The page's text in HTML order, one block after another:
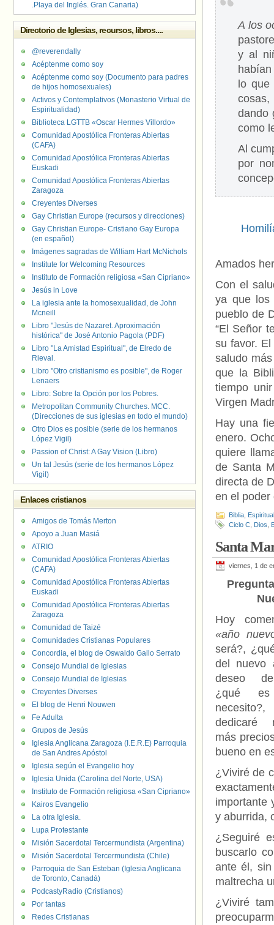
A los
y al
lo
dando
como
Al
por
Amados
Con el
ya que los
pueblo de
“El Señor
su favor.
saludo
que la
tiempo
Virgen
Hay una
enero.
quiere
de Santa
directa de
en el
Biblia
Ciclo C Dios
Santa
viernes, 1 de
Hoy
«año
será?,
del nuevo
deseo
¿qué
dedicaré
más
bueno en
¿Viviré de
importante
y aburrida,
¿Seguiré
buscarlo
ante él,
maltrecha
¿Viviré
.Playa del Inglés. Gran Canaria)
Directorio de Iglesias, recursos, libros....
@reverendally
Acéptenme como soy
Acéptenme como soy (Documento para padres
de hijos homosexuales)
Activos y Contemplativos (Monasterio Virtual de
Espiritualidad)
Biblioteca LGTTB «Oscar Hermes Villordo»
Comunidad Apostólica Fronteras Abiertas
(CAFA)
Comunidad Apostólica Fronteras Abiertas
Euskadi
Comunidad Apostólica Fronteras Abiertas
Zaragoza
Creyentes Diverses
Gay Christian Europe (recursos y direcciones)
Gay Christian Europe- Cristiano Gay Europa
(en español)
Imágenes sagradas de William Hart McNichols
Institute for Welcoming Resources
Instituto de Formación religiosa «San Cipriano»
Jesús in Love
La iglesia ante la homosexualidad, de John
Mcneill
Libro "Jesús de Nazaret. Aproximación
histórica" de José Antonio Pagola (PDF)
Libro "La Amistad Espiritual", de Elredo de
Rieval.
Libro "Otro cristianismo es posible", de Roger
Lenaers
Libro: Sobre la Opción por los Pobres.
Metropolitan Community Churches. MCC.
(Direcciones de sus iglesias en todo el mundo)
Otro Dios es posible (serie de los hermanos
López Vigil)
Passion of Christ: A Gay Vision (Libro)
Un tal Jesús (serie de los hermanos López
Vigil)
Enlaces cristianos
Amigos de Tomás Merton
Apoyo a Juan Masiá
ATRIO
Comunidad Apostólica Fronteras Abiertas
(CAFA)
Comunidad Apostólica Fronteras Abiertas
Euskadi
Comunidad Apostólica Fronteras Abiertas
Zaragoza
Comunidad de Taizé
Comunidades Cristianas Populares
Concordia, el blog de Oswaldo Gallo Serrato
Consejo Mundial de Iglesias
Consejo Mundial de Iglesias
Creyentes Diverses
El blog de Henri Nouwen
Fe Adulta
Grupos de Jesús
Iglesia Anglicana Zaragoza (I.E.R.E) Parroquia
de San Andres Apóstol
Iglesia según el Evangelio hoy
Iglesia Unida (Carolina del Norte, USA)
Instituto de Formación religiosa «San Cipriano»
Kairos Evangelio
La otra Iglesia.
Lupa Protestante
Misión Sacerdotal Tercermundista (Argentina)
Misión Sacerdotal Tercermundista (Chile)
Parroquia de San Esteban (Iglesia Anglicana
de Toronto, Canadá)
PodcastyRadio (Cristianos)
Por tantas
Redes Cristianas